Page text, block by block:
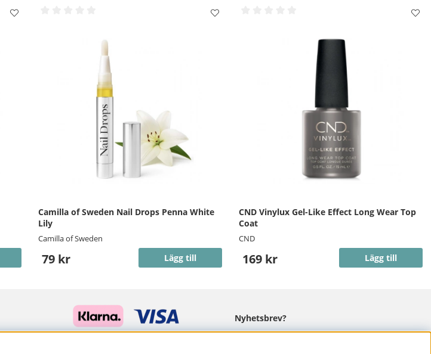
Camilla of Sweden Nail Drops Penna White
Lily
Camilla of Sweden
79 kr Lägg till
CND Vinylux Gel-Like Effect Long Wear Top
Coat
CND
169 kr Lägg till
Nyhetsbrev?